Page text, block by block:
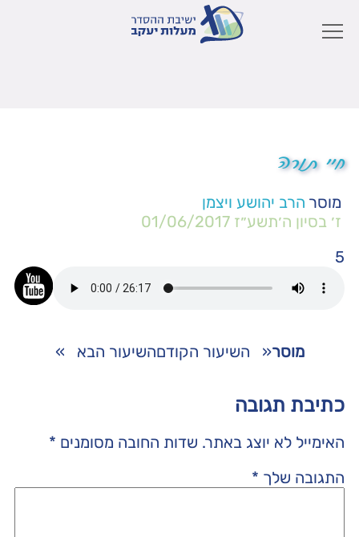
חיי תורה
מוסר הרב יהושע ויצמן
ז׳ בסיון ה׳תשע״ז 01/06/2017
5
מוסר« השיעור הקודםהשיעור הבא »
כתיבת תגובה
האימייל לא יוצג באתר. שדות החובה מסומנים *
התגובה שלך *